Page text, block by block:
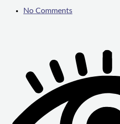
No Comments